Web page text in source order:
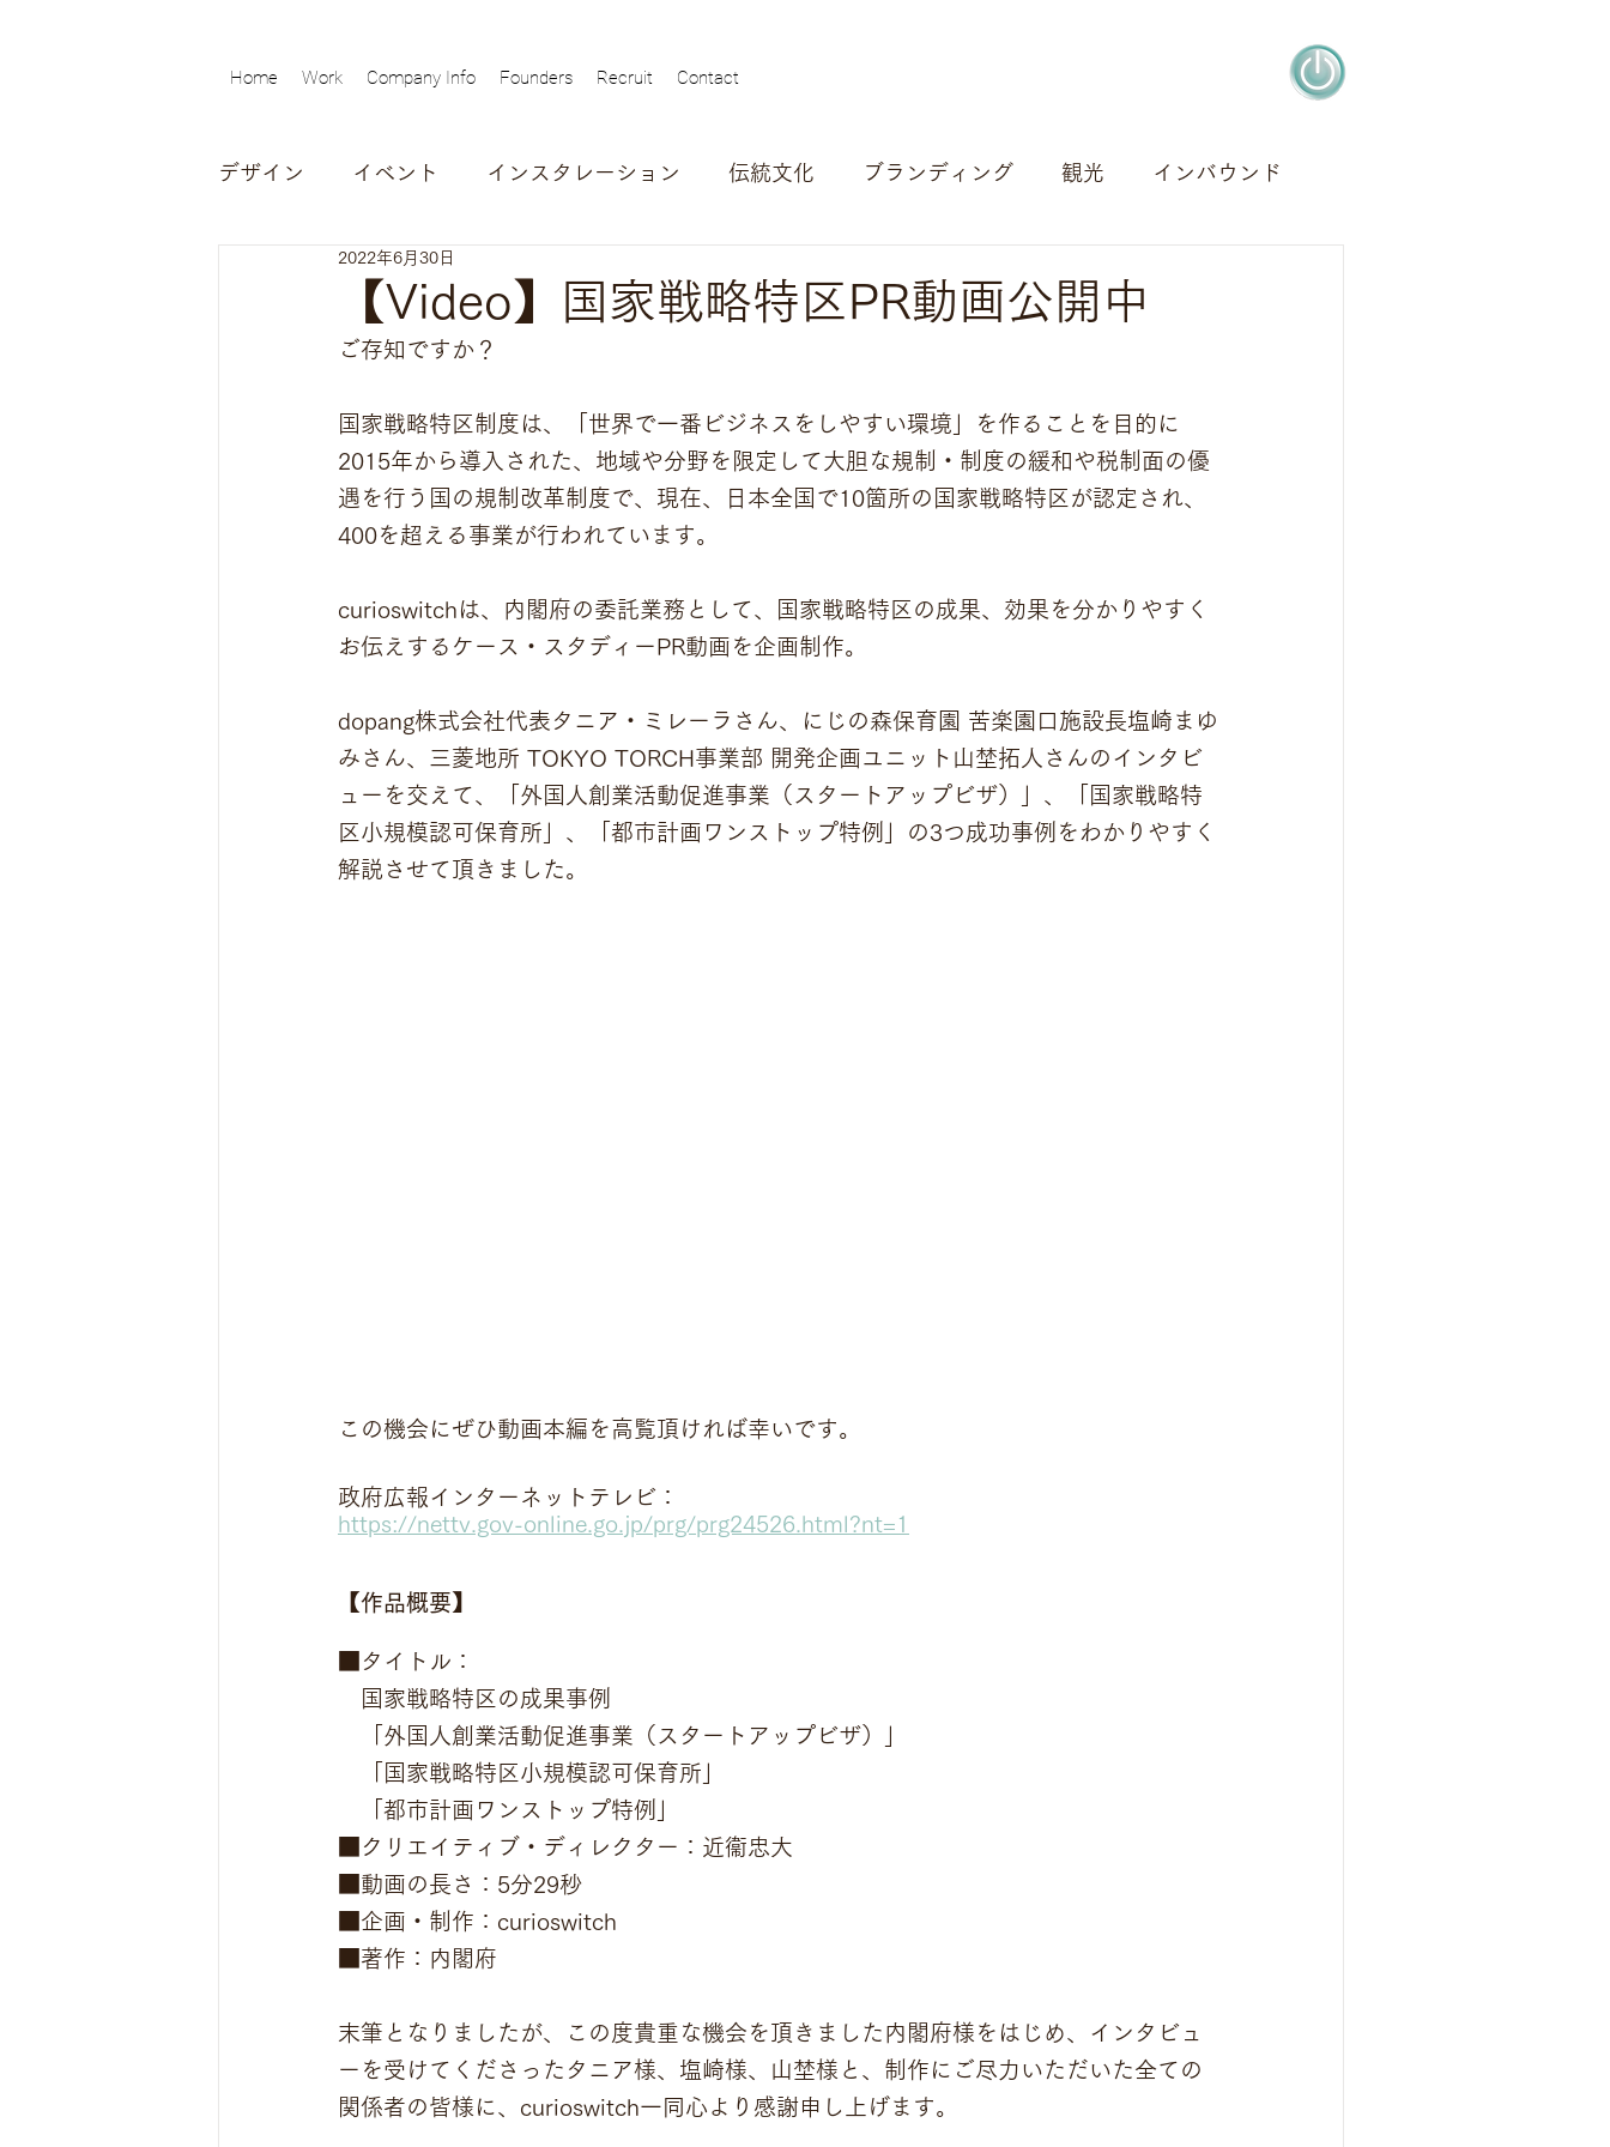
Home Work Company Info Founders Recruit Contact
デザイン イベント インスタレーション 伝統文化 ブランディング 観光 インバウンド
対談 インタビュー
【Video】国家戦略特区PR動画公開中
2022年6月30日
ご存知ですか？
国家戦略特区制度は、「世界で一番ビジネスをしやすい環境」を作ることを目的に
2015年から導入された、地域や分野を限定して大胆な規制・制度の緩和や税制面の優
遇を行う国の規制改革制度で、現在、日本全国で10箇所の国家戦略特区が認定され、
400を超える事業が行われています。
curioswitchは、内閣府の委託業務として、国家戦略特区の成果、効果を分かりやすく
お伝えするケース・スタディーPR動画を企画制作。
dopang株式会社代表タニア・ミレーラさん、にじの森保育園 苦楽園口施設長塩崎まゆ
みさん、三菱地所 TOKYO TORCH事業部 開発企画ユニット山埜拓人さんのインタビ
ューを交えて、「外国人創業活動促進事業（スタートアップビザ）」、「国家戦略特
区小規模認可保育所」、「都市計画ワンストップ特例」の3つ成功事例をわかりやすく
解説させて頂きました。
この機会にぜひ動画本編を高覧頂ければ幸いです。
政府広報インターネットテレビ：
https://nettv.gov-online.go.jp/prg/prg24526.html?nt=1
【作品概要】
■タイトル：
国家戦略特区の成果事例
「外国人創業活動促進事業（スタートアップビザ）」
「国家戦略特区小規模認可保育所」
「都市計画ワンストップ特例」
■クリエイティブ・ディレクター：近衞忠大
■動画の長さ：5分29秒
■企画・制作：curioswitch
■著作：内閣府
末筆となりましたが、この度貴重な機会を頂きました内閣府様をはじめ、インタビュ
ーを受けてくださったタニア様、塩崎様、山埜様と、制作にご尽力いただいた全ての
関係者の皆様に、curioswitch一同心より感謝申し上げます。